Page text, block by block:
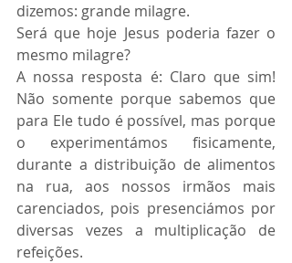
dizemos: grande milagre.
Será que hoje Jesus poderia fazer o
mesmo milagre?
A nossa resposta é: Claro que sim!
Não somente porque sabemos que
para Ele tudo é possível, mas porque
o experimentámos fisicamente,
durante a distribuição de alimentos
na rua, aos nossos irmãos mais
carenciados, pois presenciámos por
diversas vezes a multiplicação de
refeições.